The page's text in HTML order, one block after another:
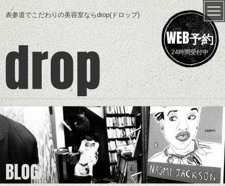
表参道でこだわりの美容室ならdrop(ドロップ)
WEB予約
24時間受付中
BLOG